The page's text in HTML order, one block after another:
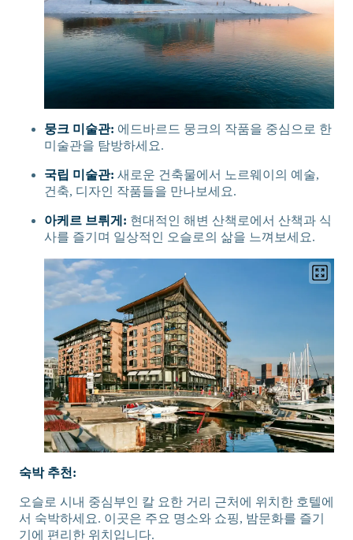
뭉크 미술관: 에드바르드 뭉크의 작품을 중심으로 한
미술관을 탐방하세요.
국립 미술관: 새로운 건축물에서 노르웨이의 예술,
건축, 디자인 작품들을 만나보세요.
아케르 브뤼게: 현대적인 해변 산책로에서 산책과 식
사를 즐기며 일상적인 오슬로의 삶을 느껴보세요.
숙박 추천:
오슬로 시내 중심부인 칼 요한 거리 근처에 위치한 호텔에
서 숙박하세요. 이곳은 주요 명소와 쇼핑, 밤문화를 즐기
기에 편리한 위치입니다.